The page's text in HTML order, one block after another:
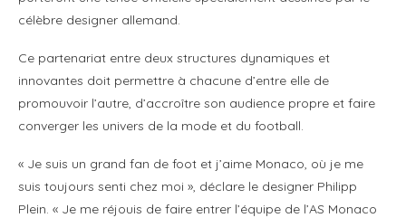
célèbre designer allemand.
Ce partenariat entre deux structures dynamiques et
innovantes doit permettre à chacune d’entre elle de
promouvoir l’autre, d’accroître son audience propre et faire
converger les univers de la mode et du football.
« Je suis un grand fan de foot et j’aime Monaco, où je me
suis toujours senti chez moi », déclare le designer Philipp
Plein. « Je me réjouis de faire entrer l’équipe de l’AS Monaco